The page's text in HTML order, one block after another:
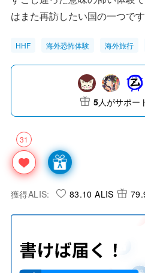
はまた再訪したい国の一つです
HHF 海外恐怖体験 海外旅行
31
5人がサポー
獲得ALIS: 83.10 ALIS